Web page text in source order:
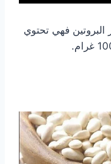
فهي تحتوي